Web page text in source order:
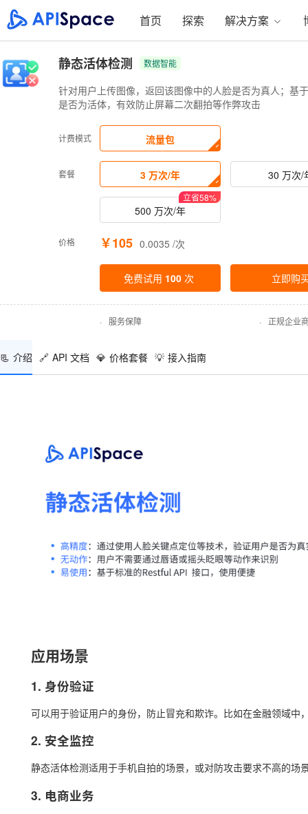
首页 探索 解决方案
静态活体检测 数据智能
针对用户上传图像，返回该图像中的人脸是否为真人；基
是否为活体，有效防止屏幕二次翻拍等作弊攻击
计费模式 流量包
套餐 3 万次/年 30 万次/
500 万次/年
立省58%
价格 ￥105 0.0035 /次
免费试用 100 次 立即购
· 服务保障 · 正规企业
📃 介绍 🔗 API 文档 💎 价格套餐 💡 接入指南
应用场景
1. 身份验证
可以用于验证用户的身份，防止冒充和欺诈。比如在金融领域
2. 安全监控
静态活体检测适用于手机自拍的场景，或对防攻击要求不高的场
3. 电商业务